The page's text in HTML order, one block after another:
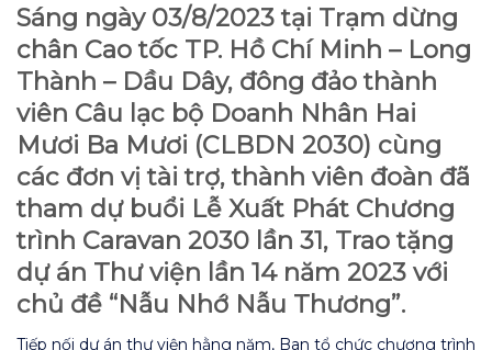
Sáng ngày 03/8/2023 tại Trạm dừng
chân Cao tốc TP. Hồ Chí Minh – Long
Thành – Dầu Dây, đông đảo thành
viên Câu lạc bộ Doanh Nhân Hai
Mươi Ba Mươi (CLBDN 2030) cùng
các đơn vị tài trợ, thành viên đoàn đã
tham dự buổi Lễ Xuất Phát Chương
trình Caravan 2030 lần 31, Trao tặng
dự án Thư viện lần 14 năm 2023 với
chủ đề “Nẫu Nhớ Nẫu Thương”.
Tiếp nối dự án thư viện hằng năm, Ban tổ chức chương trình